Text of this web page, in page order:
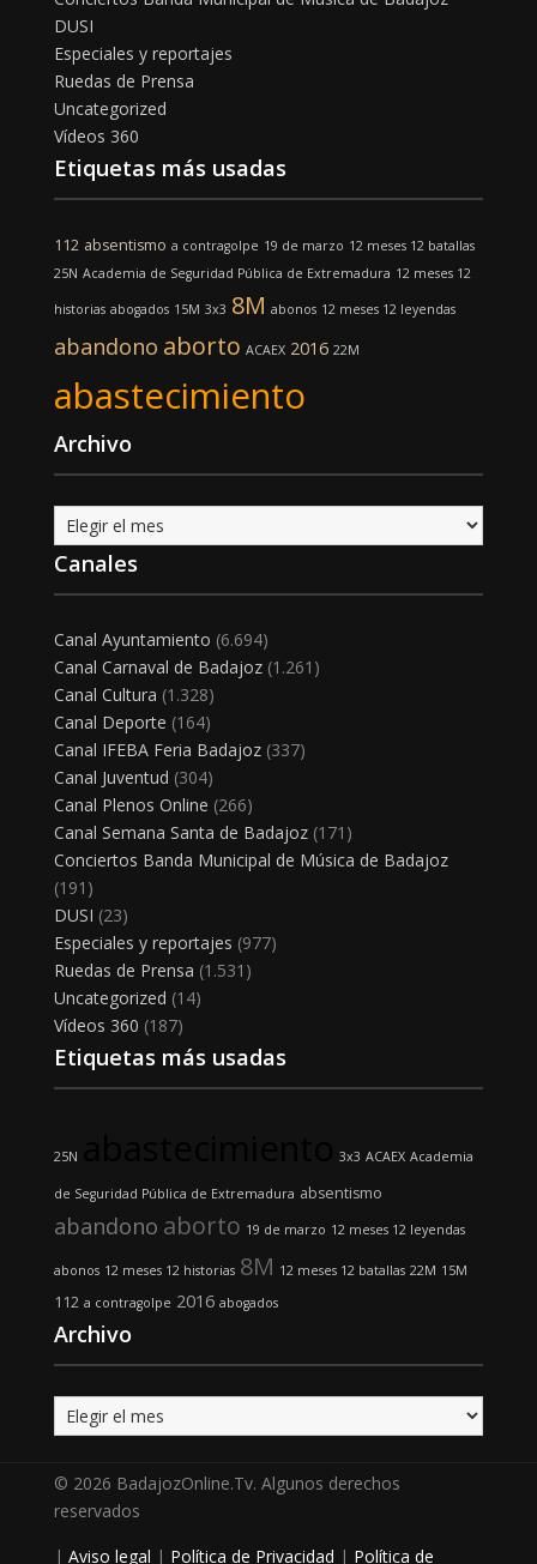
DUSI
Especiales y reportajes
Ruedas de Prensa
Uncategorized
Vídeos 360
Etiquetas más usadas
112 absentismo a contragolpe 19 de marzo 12 meses 12 batallas
25N Academia de Seguridad Pública de Extremadura 12 meses 12
historias abogados 15M 3x3 8M abonos 12 meses 12 leyendas
abandono aborto ACAEX 2016 22M
abastecimiento
Archivo
Archivo
Canales
Canal Ayuntamiento (6.694)
Canal Carnaval de Badajoz(1.261)
Canal Cultura (1.328)
Canal Deporte (164)
Canal IFEBA Feria Badajoz(337)
Canal Juventud (304)
Canal Plenos Online (266)
Canal Semana Santa de Badajoz(171)
Conciertos Banda Municipal de Música de Badajoz
(191)
DUSI (23)
Especiales y reportajes (977)
Ruedas de Prensa (1.531)
Uncategorized (14)
Vídeos 360 (187)
Etiquetas más usadas
25N 3x3 ACAEX Academia
de Seguridad Pública de Extremadura absentismo
abandono aborto 19 de marzo 12 meses 12 leyendas
abonos 12 meses 12 historias 8M 12 meses 12 batallas 22M 15M
112 a contragolpe 2016 abogados
Archivo
Archivo
© 2026 BadajozOnline.Tv. Algunos derechos
reservados
| Aviso legal | Política de Privacidad | Política de